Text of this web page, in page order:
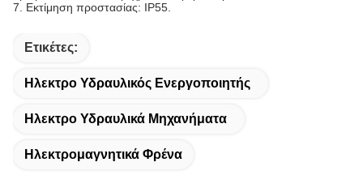
7. Εκτίμηση προστασίας: IP55.
Ετικέτες:
Ηλεκτρο Υδραυλικός Ενεργοποιητής
Ηλεκτρο Υδραυλικά Μηχανήματα
Ηλεκτρομαγνητικά Φρένα